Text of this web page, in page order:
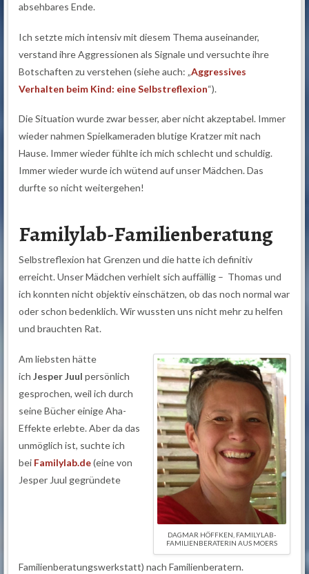
absehbares Ende.
Ich setzte mich intensiv mit diesem Thema auseinander,
verstand ihre Aggressionen als Signale und versuchte ihre
Botschaften zu verstehen (siehe auch: „Aggressives
Verhalten beim Kind: eine Selbstreflexion“).
Die Situation wurde zwar besser, aber nicht akzeptabel. Immer
wieder nahmen Spielkameraden blutige Kratzer mit nach
Hause. Immer wieder fühlte ich mich schlecht und schuldig.
Immer wieder wurde ich wütend auf unser Mädchen. Das
durfte so nicht weitergehen!
Familylab-Familienberatung
Selbstreflexion hat Grenzen und die hatte ich definitiv
erreicht. Unser Mädchen verhielt sich auffällig – Thomas und
ich konnten nicht objektiv einschätzen, ob das noch normal war
oder schon bedenklich. Wir wussten uns nicht mehr zu helfen
und brauchten Rat.
DAGMAR HÖFFKEN, FAMILYLAB-
FAMILIENBERATERIN AUS MOERS
Am liebsten hätte
ichJesper Juul persönlich
gesprochen, weil ich durch
seine Bücher einige Aha-
Effekte erlebte. Aber da das
unmöglich ist, suchte ich
bei Familylab.de(eine von
Jesper Juul gegründete
Familienberatungswerkstatt) nach Familienberatern.